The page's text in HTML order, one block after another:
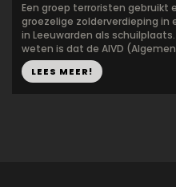
Een groep terroristen gebruikt
groezelige zolderverdieping in
in Leeuwarden als
weten is dat de AIVD
LEES MEER!